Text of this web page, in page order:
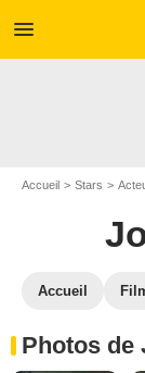
menu
Accueil Stars
Accueil
Photos de